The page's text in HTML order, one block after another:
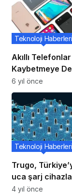
Akıllı
Kaybetmeye
Ediyor!
Teknoloji Haberleri
6 yıl önce
Trugo,
uca şarj
donatacak
Teknoloji Haberleri
4 yıl önce